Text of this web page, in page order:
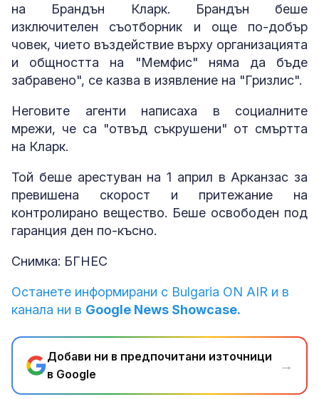
на Брандън Кларк. Брандън беше
изключителен съотборник и още по-добър
човек, чието въздействие върху организацията
и общността на "Мемфис" няма да бъде
забравено", се казва в изявление на "Гризлис".
Неговите агенти написаха в социалните
мрежи, че са "отвъд съкрушени" от смъртта
на Кларк.
Той беше арестуван на 1 април в Арканзас за
превишена скорост и притежание на
контролирано вещество. Беше освободен под
гаранция ден по-късно.
Снимка: БГНЕС
Останете информирани с Bulgaria ON AIR и в
канала ни в Google News Showcase.
Добави ни в предпочитани източници
в Google
→